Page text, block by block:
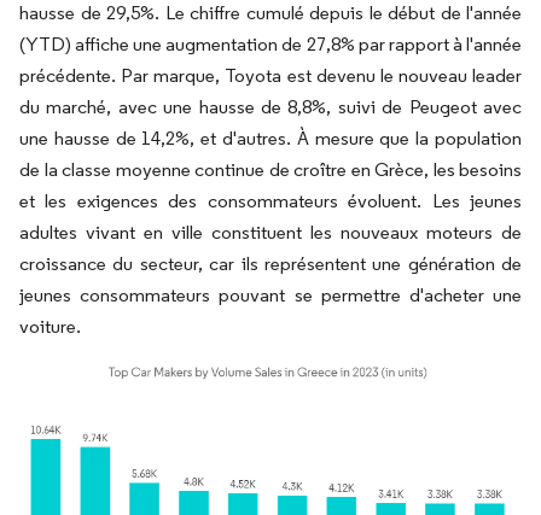
hausse de 29,5%. Le chiffre cumulé depuis le début de l'année
(YTD) affiche une augmentation de 27,8% par rapport à l'année
précédente. Par marque, Toyota est devenu le nouveau leader
du marché, avec une hausse de 8,8%, suivi de Peugeot avec
une hausse de 14,2%, et d'autres. À mesure que la population
de la classe moyenne continue de croître en Grèce, les besoins
et les exigences des consommateurs évoluent. Les jeunes
adultes vivant en ville constituent les nouveaux moteurs de
croissance du secteur, car ils représentent une génération de
jeunes consommateurs pouvant se permettre d'acheter une
voiture.